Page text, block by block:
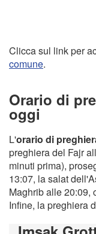
Clicca sul link per
comune.
Orario di
oggi
L'orario di
preghiera del Fajr
minuti prima),
13:07, la salat
Maghrib alle 20:09,
Infine, la preghiera